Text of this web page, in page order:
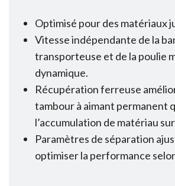
Optimisé pour des matériaux
Vitesse indépendante de la
transporteuse et de la poulie
dynamique.
Récupération ferreuse
tambour à aimant permanent
l’accumulation de matériau
Paramètres de séparation
optimiser la performance